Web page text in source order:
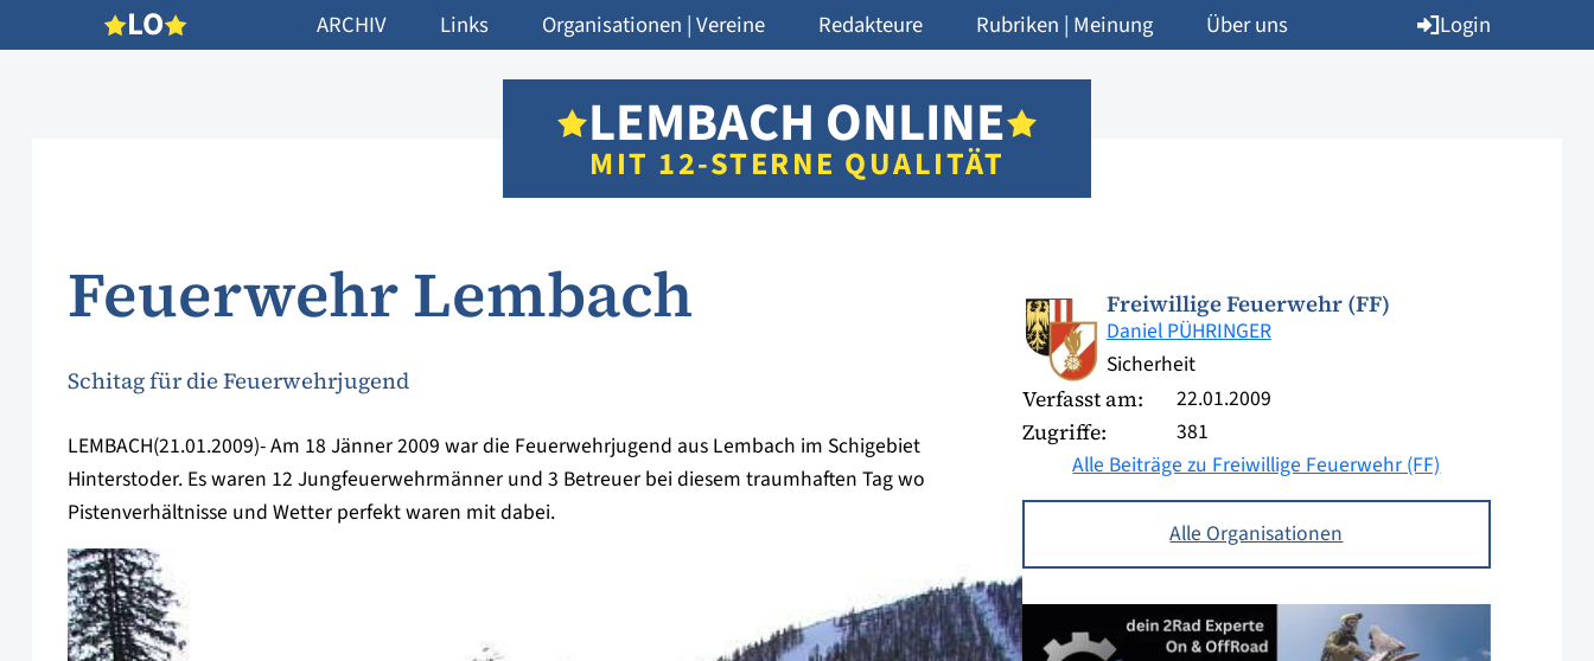
LO ARCHIV Links Organisationen | Vereine Redakteure Rubriken | Meinung Über uns Login
LEMBACH ONLINE
MIT 12-STERNE QUALITÄT
Feuerwehr Lembach
Schitag für die Feuerwehrjugend
LEMBACH(21.01.2009)- Am 18 Jänner 2009 war die Feuerwehrjugend aus Lembach im Schigebiet
Hinterstoder. Es waren 12 Jungfeuerwehrmänner und 3 Betreuer bei diesem traumhaften Tag wo
Pistenverhältnisse und Wetter perfekt waren mit dabei.
Freiwillige Feuerwehr (FF)
Daniel PÜHRINGER
Sicherheit
Verfasst am: 22.01.2009
Zugriffe:
381
Alle Beiträge zu Freiwillige Feuerwehr (FF)
Alle Organisationen